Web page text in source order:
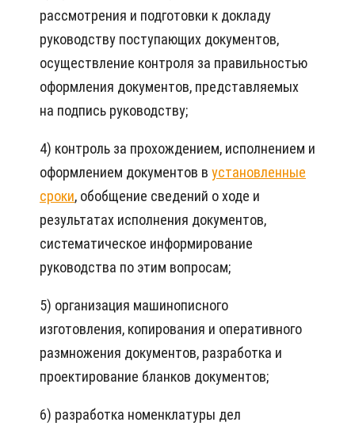
рассмотрения и подготовки к докладу
руководству поступающих документов,
осуществление контроля за правильностью
оформления документов, представляемых
на подпись руководству;
4) контроль за прохождением, исполнением и
оформлением документов в установленные
сроки, обобщение сведений о ходе и
результатах исполнения документов,
систематическое информирование
руководства по этим вопросам;
5) организация машинописного
изготовления, копирования и оперативного
размножения документов, разработка и
проектирование бланков документов;
6) разработка номенклатуры дел